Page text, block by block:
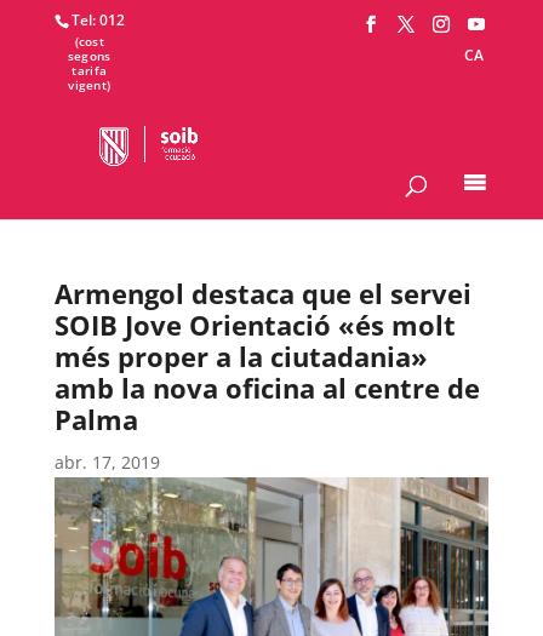
Tel: 012
CA
Armengol destaca que el servei
SOIB Jove Orientació «és molt
més proper a la ciutadania»
amb la nova oficina al centre de
Palma
abr. 17, 2019